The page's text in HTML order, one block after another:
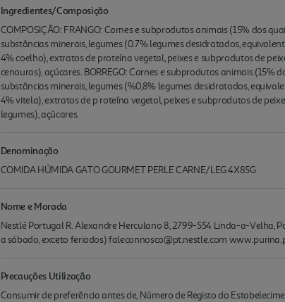
Ingredientes/Composição
COMPOSIÇÃO: FRANGO: Carnes e subprodutos animais (15% dos
substâncias minerais, legumes (0.7% legumes desidratados,
4% coelho), extratos de proteína vegetal, peixes e subprodutos de
cenouras), açúcares. BORREGO: Carnes e subprodutos animais
substâncias minerais, legumes (%0,8% legumes desidratados,
4% vitela), extratos de p roteína vegetal, peixes e subprodutos de
legumes), açúcares.
Denominação
COMIDA HÚMIDA GATO GOURMET PERLE CARNE/LEG 4X85G
Nome e Morada
Nestlé Portugal R. Alexandre Herculano 8, 2799-554 Linda-a-Velha,
a sábado, exceto feriados) faleconnosco@pt.nestle.com
Precauções Utilização
Consumir de preferência antes de, Número de Registo do